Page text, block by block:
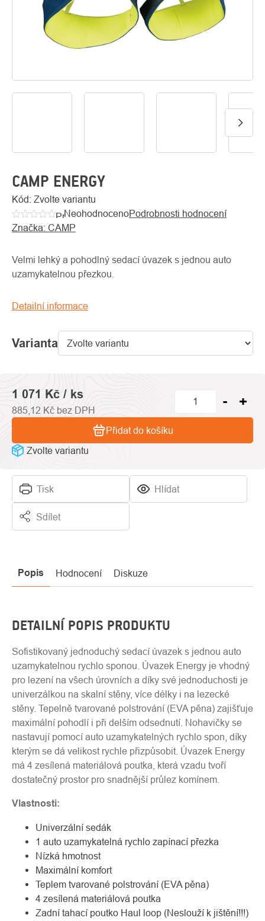
O
CAMP ENERGY
Kód: Zvolte variantu
Průměrné
hodnocení
je
0,0
5
NeohodnocenoPodrobnosti hodnocení
Značka: CAMP
Varianta
Velmi lehký a pohodlný sedací úvazek s jednou auto
uzamykatelnou přezkou.
Detailní informace
Tisk Hlídat
Sdílet
1 071 Kč / ks
885,12 Kč bez DPH
Zvolte variantu
Přidat do košíku
Popis Hodnocení Diskuze
DETAILNÍ POPIS PRODUKTU
Sofistikovaný jednoduchý sedací úvazek s jednou auto
uzamykatelnou rychlo sponou. Úvazek Energy je vhodný
pro lezení na všech úrovních a díky své jednoduchosti je
univerzálkou na skalní stěny, více délky i na lezecké
stěny. Tepelně tvarované polstrování (EVA pěna) zajišťuje
maximální pohodlí i při delším odsednutí. Nohavičky se
nastavují pomocí auto uzamykatelných rychlo spon, díky
kterým se dá velikost rychle přizpůsobit. Úvazek Energy
má 4 zesílená materiálová poutka, která vzadu tvoří
dostatečný prostor pro snadnější průlez komínem.
Vlastnosti:
Univerzální sedák
1 auto uzamykatelná rychlo zapínací přezka
Nízká hmotnost
Maximální komfort
Teplem tvarované polstrování (EVA pěna)
4 zesílená materiálová poutka
Zadní tahací poutko Haul loop (Neslouží k jištění!!!)